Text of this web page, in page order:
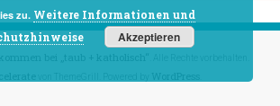
zu. Weitere Informationen und
Akzeptieren